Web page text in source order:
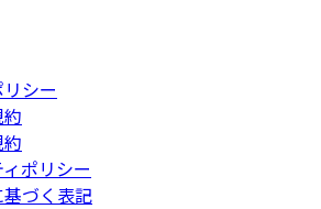
シー
ポリシー
づく表記